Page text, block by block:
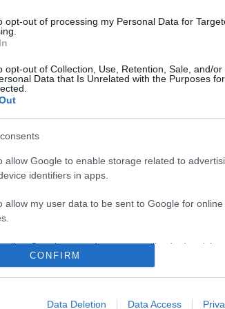
opt-out of processing my Personal Data for
opt-out of Collection, Use, Retention, Sale, and/or
Data that Is Unrelated with the Purposes
allow Google to enable storage related to
identifiers in apps.
allow my user data to be sent to Google for
allow Google to send me personalized advertising.
allow Google to enable storage related to
CONFIRM
Data Deletion Data Access
ötmilliárd
Program
forintos kerettel
1-jével a Petőfi
(PKP) 2.0 – jelentette
és Innovációs Minisztérium
16-án Kistarcsán. A jövő
célja, hogy kétezer
település mellett még
Az
genetikai
vándorolt
közölte
intézmény.